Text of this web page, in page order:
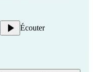
Écouter